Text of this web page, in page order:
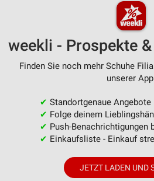
weekli - Prospekte
Finden Sie noch mehr Schuhe
unserer
✔ Standortgenaue Angebote
✔ Folge deinem
✔ Push-Benachrichtigungen
✔ Einkaufsliste - Einkauf
JETZT LADEN UND